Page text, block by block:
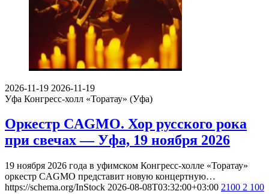
2026-11-19 2026-11-19
Уфа Конгресс-холл «Торатау» (Уфа)
Оркестр CAGMO. Хор русского рока
при свечах — Уфа, 19 ноября 2026
19 ноября 2026 года в уфимском Конгресс-холле «Торатау»
оркестр CAGMO представит новую концертную…
https://schema.org/InStock 2026-08-08T03:32:00+03:00 2100 2 100